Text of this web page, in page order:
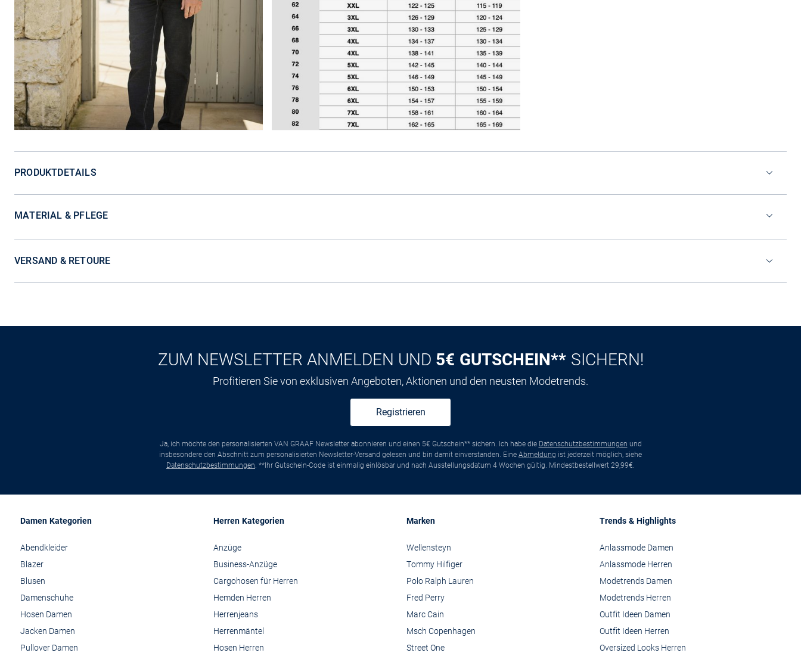
PRODUKTDETAILS
MATERIAL & PFLEGE
VERSAND & RETOURE
ZUM NEWSLETTER ANMELDEN UND 5€ GUTSCHEIN** SICHERN!
Profitieren Sie von exklusiven Angeboten, Aktionen und den neusten Modetrends.
Registrieren
Ja, ich möchte den personalisierten VAN GRAAF Newsletter abonnieren und einen 5€ Gutschein** sichern. Ich habe die Datenschutzbestimmungen und
insbesondere den Abschnitt zum personalisierten Newsletter-Versand gelesen und bin damit einverstanden. Eine Abmeldung ist jederzeit möglich, siehe
Datenschutzbestimmungen . **Ihr Gutschein-Code ist einmalig einlösbar und nach Ausstellungsdatum 4 Wochen gültig. Mindestbestellwert 29,99€.
Damen Kategorien
Abendkleider
Blazer
Blusen
Damenschuhe
Hosen Damen
Jacken Damen
Pullover Damen
Herren Kategorien
Anzüge
Business-Anzüge
Cargohosen für Herren
Hemden Herren
Herrenjeans
Herrenmäntel
Hosen Herren
Marken
Wellensteyn
Tommy Hilfiger
Polo Ralph Lauren
Fred Perry
Marc Cain
Msch Copenhagen
Street One
Trends & Highlights
Anlassmode Damen
Anlassmode Herren
Modetrends Damen
Modetrends Herren
Outfit Ideen Damen
Outfit Ideen Herren
Oversized Looks Herren